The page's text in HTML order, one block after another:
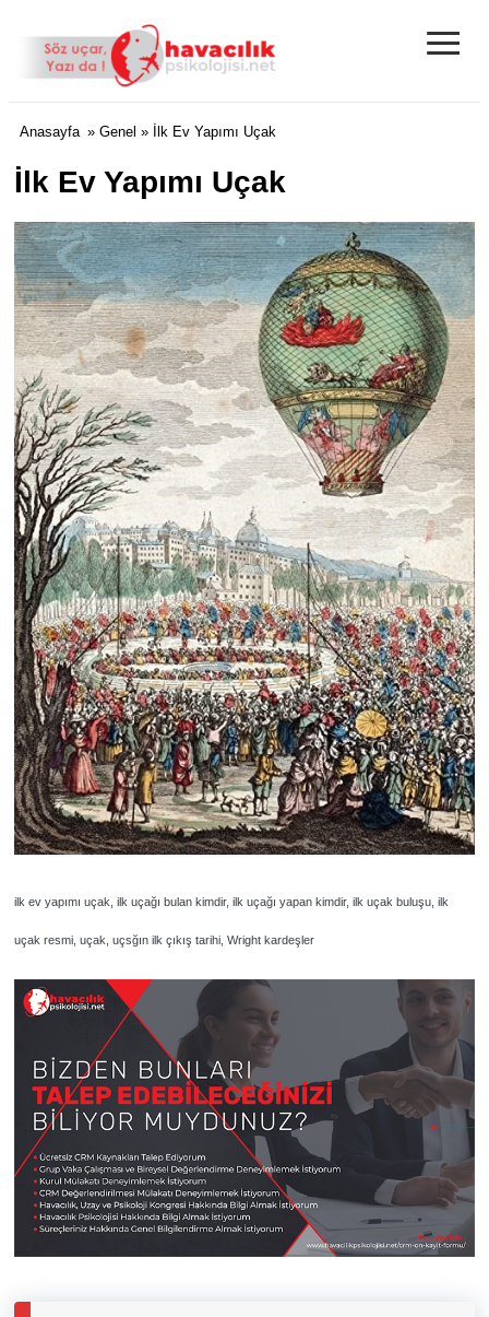
≡
Anasayfa » Genel » İlk Ev Yapımı Uçak
İlk Ev Yapımı Uçak
ilk ev yapımı uçak, ilk uçağı bulan kimdir, ilk uçağı yapan kimdir, ilk uçak buluşu, ilk
uçak resmi, uçak, uçsğın ilk çıkış tarihi, Wright kardeşler